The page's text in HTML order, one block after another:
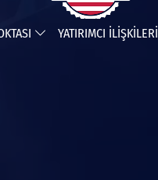
YATIRIMCI İLİŞKİLERİ